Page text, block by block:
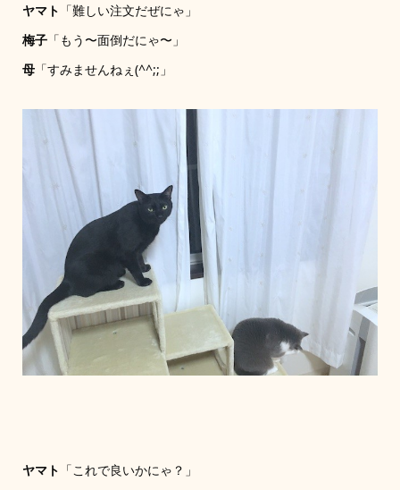
ヤマト 「難しい注文だぜにゃ」
梅子「もう〜面倒だにゃ〜」
母「すみませんねぇ(^^;;」
ヤマト 「これで良いかにゃ？」